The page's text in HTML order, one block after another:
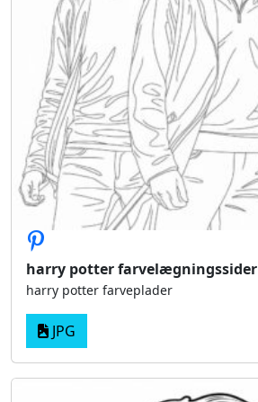
harry potter farvelægningssider
harry potter farveplader
JPG